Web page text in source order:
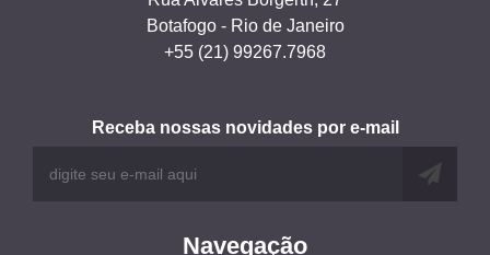
Botafogo - Rio de Janeiro
+55 (21) 99267.7968
Receba nossas novidades por e-mail
Navegação